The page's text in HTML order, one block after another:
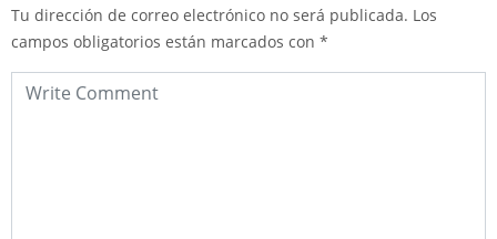
Tu dirección de correo electrónico no será publicada. Los
campos obligatorios están marcados con *